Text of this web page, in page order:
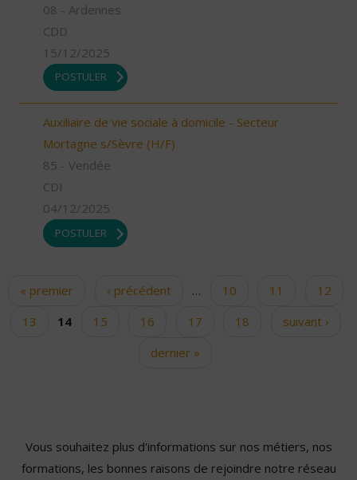
08 - Ardennes
CDD
15/12/2025
POSTULER
Auxiliaire de vie sociale à domicile - Secteur
Mortagne s/Sèvre (H/F)
85 - Vendée
CDI
04/12/2025
POSTULER
Pages
« premier ‹ précédent … 10 11
12
13
14 15 16 17 18
suivant ›
dernier »
Vous souhaitez plus d'informations sur nos métiers, nos
formations, les bonnes raisons de rejoindre notre réseau